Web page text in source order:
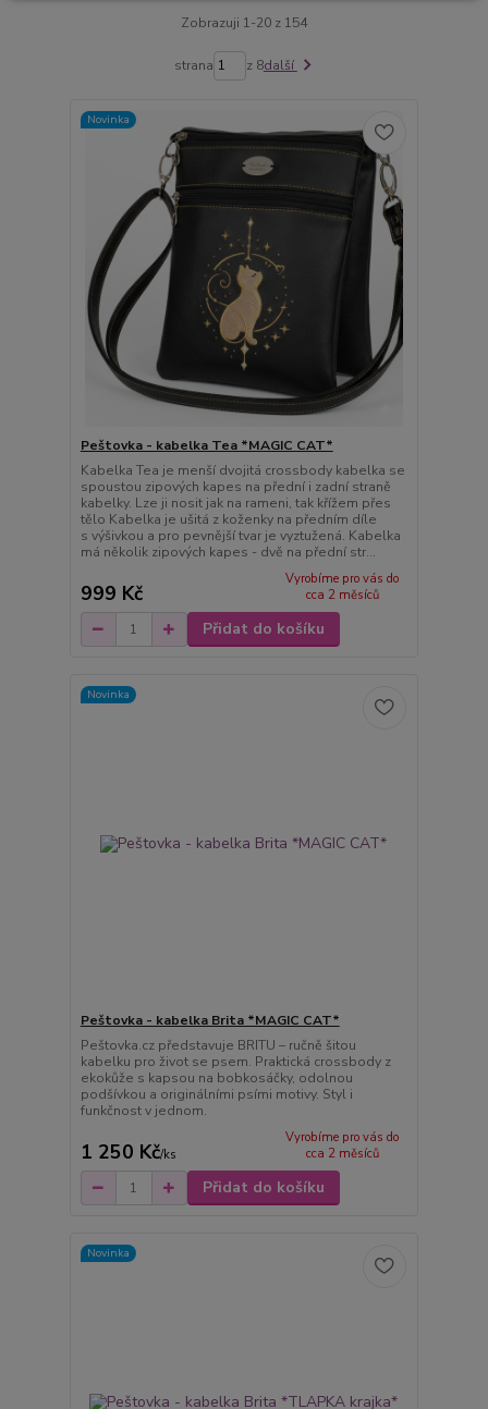
Zobrazuji 1-20 z 154
strana z 8další
Novinka
Peštovka - kabelka Tea *MAGIC CAT*
Kabelka Tea je menší dvojitá crossbody kabelka se
spoustou zipových kapes na přední i zadní straně
kabelky. Lze ji nosit jak na rameni, tak křížem přes
tělo Kabelka je ušitá z koženky na předním díle
s výšivkou a pro pevnější tvar je vyztužená. Kabelka
má několik zipových kapes - dvě na přední str...
999 Kč
Vyrobíme pro vás do
cca 2 měsíců
Přidat do košíku
Novinka
Peštovka - kabelka Brita *MAGIC CAT*
Peštovka.cz představuje BRITU – ručně šitou
kabelku pro život se psem. Praktická crossbody z
ekokůže s kapsou na bobkosáčky, odolnou
podšívkou a originálními psími motivy. Styl i
funkčnost v jednom.
1 250 Kč/ks
Vyrobíme pro vás do
cca 2 měsíců
Přidat do košíku
Novinka